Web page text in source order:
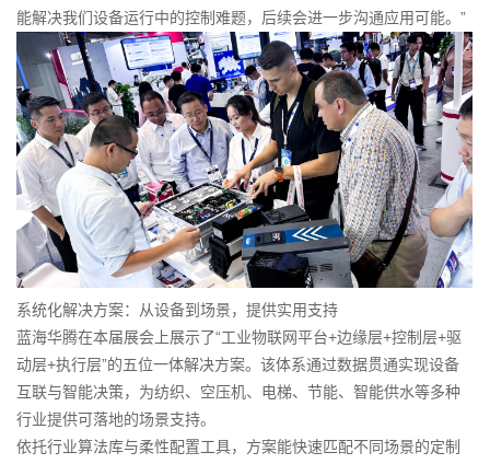
能解决我们设备运行中的控制难题，后续会进一步沟通应用可能。”
系统化解决方案：从设备到场景，提供实用支持
蓝海华腾在本届展会上展示了“工业物联网平台+边缘层+控制层+驱
动层+执行层”的五位一体解决方案。该体系通过数据贯通实现设备
互联与智能决策，为纺织、空压机、电梯、节能、智能供水等多种
行业提供可落地的场景支持。
依托行业算法库与柔性配置工具，方案能快速匹配不同场景的定制